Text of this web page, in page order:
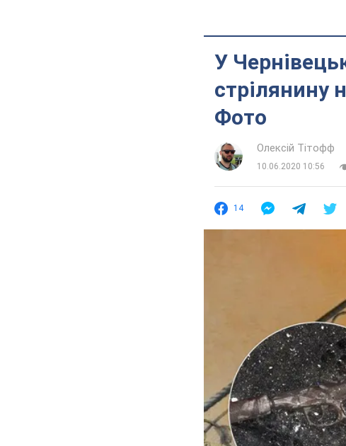
У
стрілянину
Фото
Олексій Тітофф
10.06.2020 10:56
14